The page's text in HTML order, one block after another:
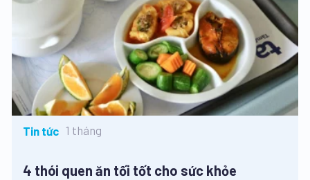
Tin tức 1 tháng
4 thói quen ăn tối tốt cho sức khỏe